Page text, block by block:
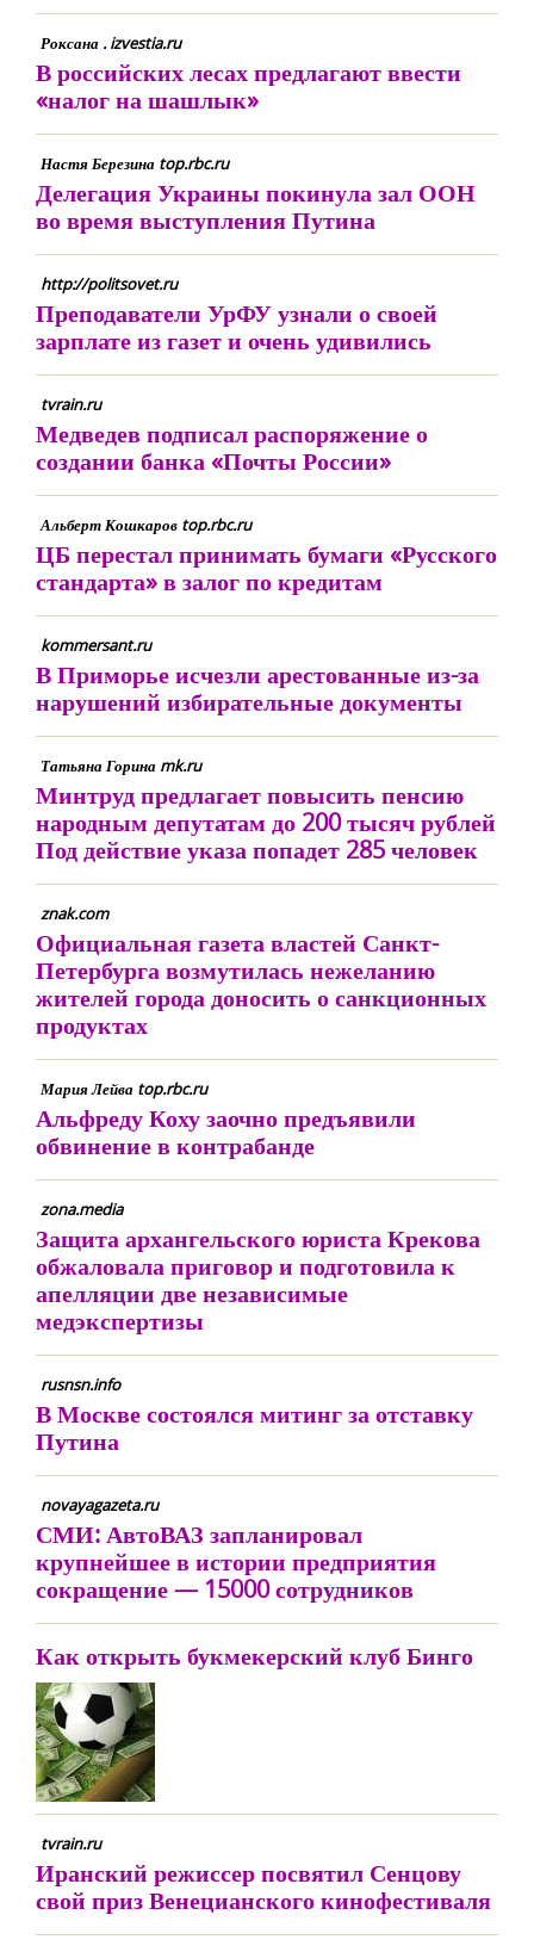
Роксана . izvestia.ru
В российских лесах предлагают ввести
«налог на шашлык»
Настя Березина top.rbc.ru
Делегация Украины покинула зал ООН
во время выступления Путина
http://politsovet.ru
Преподаватели УрФУ узнали о своей
зарплате из газет и очень удивились
tvrain.ru
Медведев подписал распоряжение о
создании банка «Почты России»
Альберт Кошкаров top.rbc.ru
ЦБ перестал принимать бумаги «Русского
стандарта» в залог по кредитам
kommersant.ru
В Приморье исчезли арестованные из-за
нарушений избирательные документы
Татьяна Горина mk.ru
Минтруд предлагает повысить пенсию
народным депутатам до 200 тысяч рублей
Под действие указа попадет 285 человек
znak.com
Официальная газета властей Санкт-
Петербурга возмутилась нежеланию
жителей города доносить о санкционных
продуктах
Мария Лейва top.rbc.ru
Альфреду Коху заочно предъявили
обвинение в контрабанде
zona.media
Защита архангельского юриста Крекова
обжаловала приговор и подготовила к
апелляции две независимые
медэкспертизы
rusnsn.info
В Москве состоялся митинг за отставку
Путина
novayagazeta.ru
СМИ: АвтоВАЗ запланировал
крупнейшее в истории предприятия
сокращение — 15000 сотрудников
Как открыть букмекерский клуб Бинго
tvrain.ru
Иранский режиссер посвятил Сенцову
свой приз Венецианского кинофестиваля